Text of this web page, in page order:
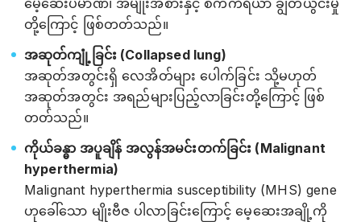
တို့ကြောင့် ဖြစ်တတ်သည်။
အဆုတ်ကျုံ့ခြင်း (Collapsed lung)
အဆုတ်အတွင်းရှိ လေအိတ်များ ပေါက်ခြင်း သို့မဟုတ်
အဆုတ်အတွင်း အရည်များပြည့်လာခြင်းတို့ကြောင့် ဖြစ်
တတ်သည်။
ကိုယ်ခန္ဓာ အပူချိန် အလွန်အမင်းတက်ခြင်း (Malignant
hyperthermia)
Malignant hyperthermia susceptibility (MHS) gene
ဟုခေါ်သော မျိုးဗီဇ ပါလာခြင်းကြောင့် မေ့ဆေးအချို့ကို